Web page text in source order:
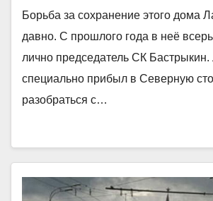
Борьба за сохранение этого дома
давно. С прошлого года в неё
лично председатель СК Бастрыкин.
специально прибыл в Северную
разобраться с…